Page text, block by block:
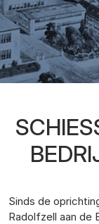
Sinds de
Radolfzell aan de